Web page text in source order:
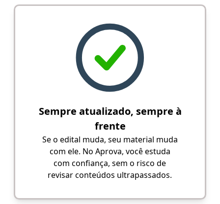
Sempre atualizado, sempre à
frente
Se o edital muda, seu material muda
com ele. No Aprova, você estuda
com confiança, sem o risco de
revisar conteúdos ultrapassados.